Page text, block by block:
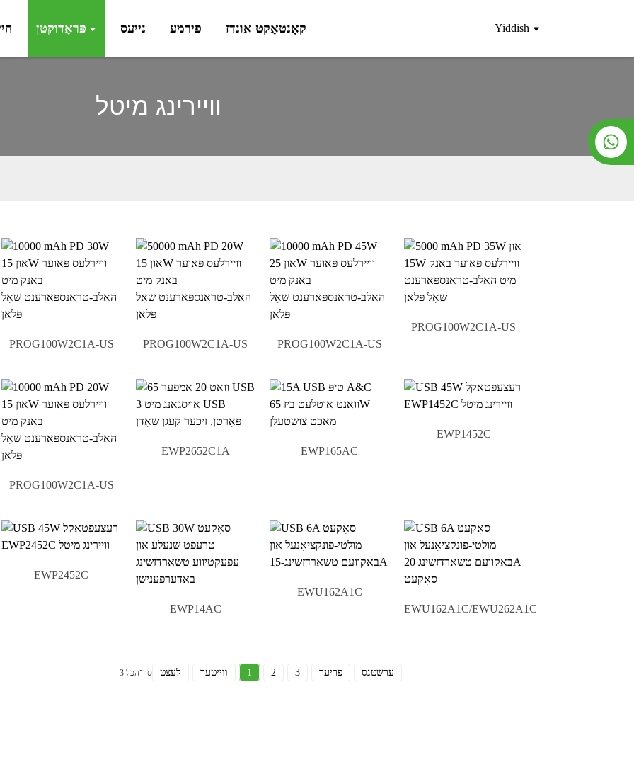
פּראָדוקטן נייעס פירמע קאָנטאַקט אונדז Yiddish
וויירינג מיטל
PROG100W2C1A-US PROG100W2C1A-US PROG100W2C1A-US
PROG100W2C1A-US
PROG100W2C1A-US
EWP2652C1A EWP165AC
EWP1452C
EWP2452C
EWP14AC
EWU162A1C
EWU162A1C/EWU262A1C
ערשטנס פריער 1 2 3 ווייטער לעצט סך־הכּל 3